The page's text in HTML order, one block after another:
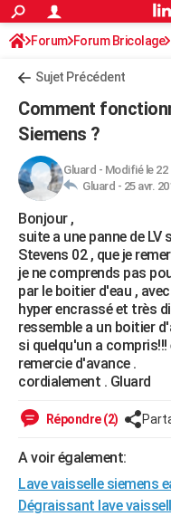
ACTUALITÉS
Politique
Société
Faits Divers
Education
Monde
Villes
+
Programme TV
TNTStreaming
Cinéma
Sorties cinéma
Musique
+FINANCE
Retraite
Impôts
Epargne
Immobilier
Risques naturels par ville
Banque
Assurance
Crédit
AUTO
Essais
Réserver un essai
Citadines
Berlines
SUV
Forum auto
HIGH-TECH
Mobiles
Meilleur smartphone
Internet
Ordinateurs
Jeux vidéo
Guide high-tech
+BRICOLAGE
Forum
Aménagement intérieur
Extérieur
Cuisine
Salle de bains
Jardinage
Rangement
WEEK-END
Guides de France
Escapades
Patrimoine
Expositions
Musées
Week-end nature
+LIFESTYLE
Art de vivre
Bien-être
Loisirs
Mode
Modes de vie
SANTE
Alimentation
Guide de la santé
Maladies
Médicaments
Sommeil
VOYAGE
Destinations
City break
Voyage nature
Voyage de noces
Forum
Climat
PHOTO
GUIDES D'ACHAT
BONS PLANS
Forum Forum Bricolage
Sujet Précédent
Comment
Siemens ?
Gluard - Modifié le 22
Gluard - 25 avr.
Bonjour ,
suite a une panne de
Stevens 02 , que je
je ne comprends pas
par le boitier d'eau ,
hyper encrassé et très
ressemble a un boitier
si quelqu'un a
remercie d'avance .
cordialement . Gluard
Répondre (2)
A voir également:
Lave vaisselle siemens
Dégraissant lave